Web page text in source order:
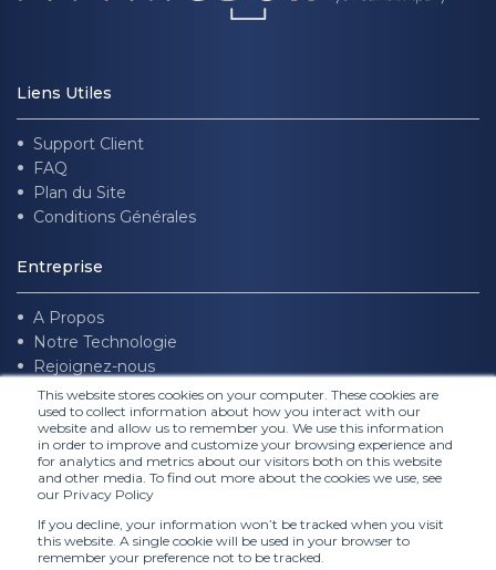
This website stores cookies on your computer. These cookies are
used to collect information about how you interact with our
website and allow us to remember you. We use this information
in order to improve and customize your browsing experience and
for analytics and metrics about our visitors both on this website
and other media. To find out more about the cookies we use, see
our Privacy Policy
If you decline, your information won’t be tracked when you visit
this website. A single cookie will be used in your browser to
remember your preference not to be tracked.
Liens Utiles
Support Client
FAQ
Plan du Site
Conditions Générales
Entreprise
A Propos
Notre Technologie
Rejoignez-nous
Suivez nous